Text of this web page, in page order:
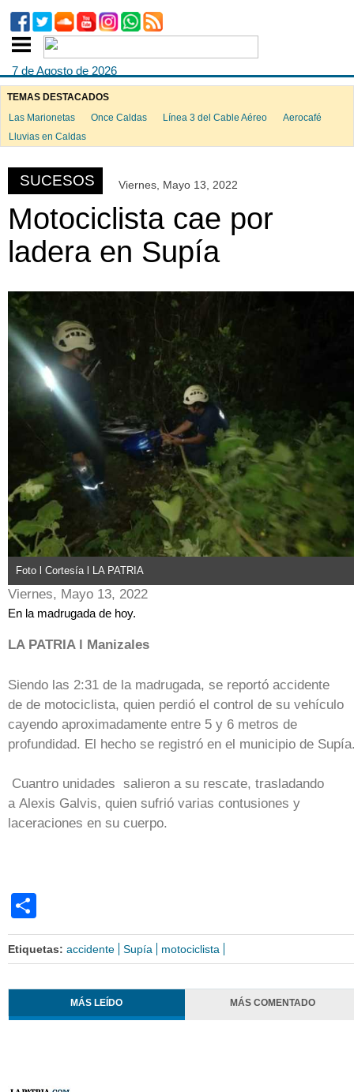
7 de Agosto de 2026
TEMAS DESTACADOS
Las Marionetas
Once Caldas Línea 3 del Cable Aéreo
Aerocafé
Lluvias en Caldas
SUCESOS Viernes, Mayo 13, 2022
Motociclista cae por
ladera en Supía
Foto l Cortesía l LA PATRIA
Viernes, Mayo 13, 2022
En la madrugada de hoy.
LA PATRIA l Manizales
Siendo las 2:31 de la madrugada, se reportó accidente
de de motociclista, quien perdió el control de su vehículo
cayendo aproximadamente entre 5 y 6 metros de
profundidad. El hecho se registró en el municipio de
Cuantro unidades salieron a su rescate, trasladando
a Alexis Galvis, quien sufrió varias contusiones y
laceraciones en su cuerpo.
Etiquetas: accidente Supía motociclista
MÁS LEÍDO MÁS COMENTADO